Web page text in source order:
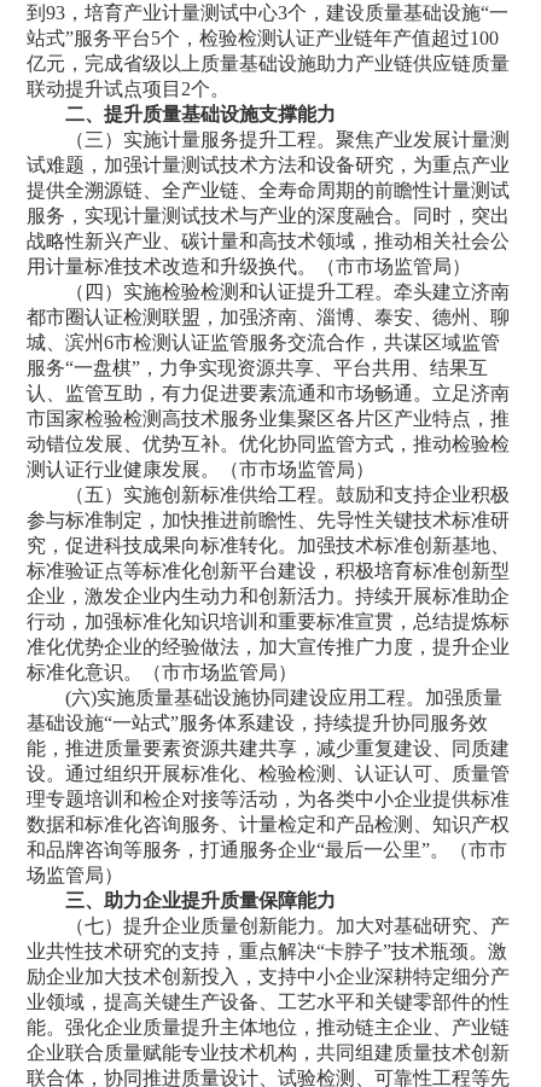
到93，培育产业计量测试中心3个，建设质量基础设施“一
站式”服务平台5个，检验检测认证产业链年产值超过100
亿元，完成省级以上质量基础设施助力产业链供应链质量
联动提升试点项目2个。
二、提升质量基础设施支撑能力
（三）实施计量服务提升工程。聚焦产业发展计量测
试难题，加强计量测试技术方法和设备研究，为重点产业
提供全溯源链、全产业链、全寿命周期的前瞻性计量测试
服务，实现计量测试技术与产业的深度融合。同时，突出
战略性新兴产业、碳计量和高技术领域，推动相关社会公
用计量标准技术改造和升级换代。（市市场监管局）
（四）实施检验检测和认证提升工程。牵头建立济南
都市圈认证检测联盟，加强济南、淄博、泰安、德州、聊
城、滨州6市检测认证监管服务交流合作，共谋区域监管
服务“一盘棋”，力争实现资源共享、平台共用、结果互
认、监管互助，有力促进要素流通和市场畅通。立足济南
市国家检验检测高技术服务业集聚区各片区产业特点，推
动错位发展、优势互补。优化协同监管方式，推动检验检
测认证行业健康发展。（市市场监管局）
（五）实施创新标准供给工程。鼓励和支持企业积极
参与标准制定，加快推进前瞻性、先导性关键技术标准研
究，促进科技成果向标准转化。加强技术标准创新基地、
标准验证点等标准化创新平台建设，积极培育标准创新型
企业，激发企业内生动力和创新活力。持续开展标准助企
行动，加强标准化知识培训和重要标准宣贯，总结提炼标
准化优势企业的经验做法，加大宣传推广力度，提升企业
标准化意识。（市市场监管局）
(六)实施质量基础设施协同建设应用工程。加强质量
基础设施“一站式”服务体系建设，持续提升协同服务效
能，推进质量要素资源共建共享，减少重复建设、同质建
设。通过组织开展标准化、检验检测、认证认可、质量管
理专题培训和检企对接等活动，为各类中小企业提供标准
数据和标准化咨询服务、计量检定和产品检测、知识产权
和品牌咨询等服务，打通服务企业“最后一公里”。（市市
场监管局）
三、助力企业提升质量保障能力
（七）提升企业质量创新能力。加大对基础研究、产
业共性技术研究的支持，重点解决“卡脖子”技术瓶颈。激
励企业加大技术创新投入，支持中小企业深耕特定细分产
业领域，提高关键生产设备、工艺水平和关键零部件的性
能。强化企业质量提升主体地位，推动链主企业、产业链
企业联合质量赋能专业技术机构，共同组建质量技术创新
联合体，协同推进质量设计、试验检测、可靠性工程等先